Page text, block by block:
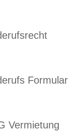
Formular
Vermietung